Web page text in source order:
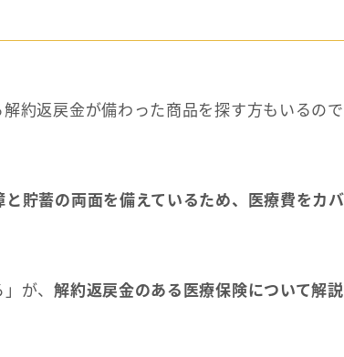
約返戻金が備わった商品を探す方もいるので
貯蓄の両面を備えているため、医療費をカバ
」が、解約返戻金のある医療保険について解説